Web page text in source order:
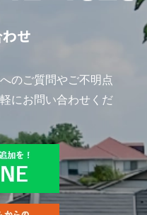
せ
のご質問やご不明点
にお問い合わせくだ